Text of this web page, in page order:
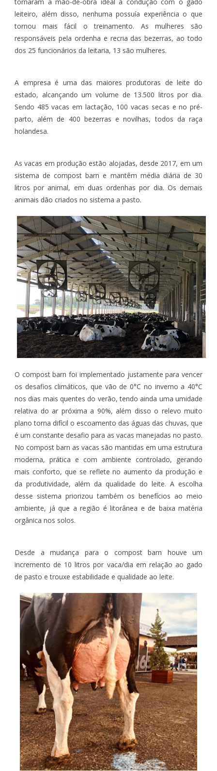
leiteiro, além disso, nenhuma possuía experiência o que
tornou mais fácil o treinamento. As mulheres são
responsáveis pela ordenha e recria das bezerras, ao todo
dos 25 funcionários da leitaria, 13 são mulheres.
A empresa é uma das maiores produtoras de leite do
estado, alcançando um volume de 13.500 litros por dia.
Sendo 485 vacas em lactação, 100 vacas secas e no pré-
parto, além de 400 bezerras e novilhas, todos da raça
holandesa.
As vacas em produção estão alojadas, desde 2017, em um
sistema de compost barn e mantêm média diária de 30
litros por animal, em duas ordenhas por dia. Os demais
animais dão criados no sistema a pasto.
O compost barn foi implementado justamente para vencer
os desafios climáticos, que vão de 0°C no inverno a 40°C
nos dias mais quentes do verão, tendo ainda uma umidade
relativa do ar próxima a 90%, além disso o relevo muito
plano torna difícil o escoamento das águas das chuvas, que
é um constante desafio para as vacas manejadas no pasto.
No compost barn as vacas são mantidas em uma estrutura
moderna, prática e com ambiente controlado, gerando
mais conforto, que se reflete no aumento da produção e
da produtividade, além da qualidade do leite. A escolha
desse sistema priorizou também os benefícios ao meio
ambiente, já que a região é litorânea e de baixa matéria
orgânica nos solos.
Desde a mudança para o compost barn houve um
incremento de 10 litros por vaca/dia em relação ao gado
de pasto e trouxe estabilidade e qualidade ao leite.